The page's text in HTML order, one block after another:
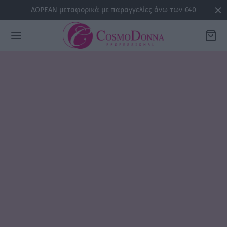
ΔΩΡΕΑΝ μεταφορικά με παραγγελίες άνω των €40